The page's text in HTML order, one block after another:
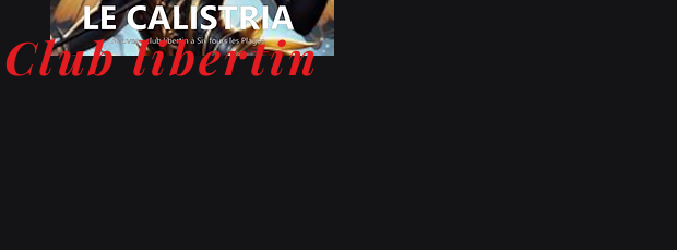
Club libertin